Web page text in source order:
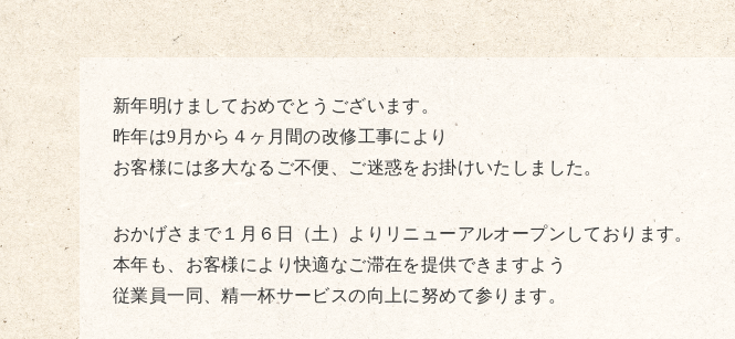
新年明けましておめでとうございます。
昨年は9月から４ヶ月間の改修工事により
お客様には多大なるご不便、ご迷惑をお掛けいたしました。
おかげさまで１月６日（土）よりリニューアルオープンしております。
本年も、お客様により快適なご滞在を提供できますよう
従業員一同、精一杯サービスの向上に努めて参ります。